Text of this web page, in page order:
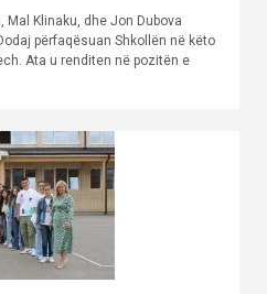
Mal Klinaku, dhe Jon Dubova
përfaqësuan Shkollën në këto
Ata u renditen në pozitën e